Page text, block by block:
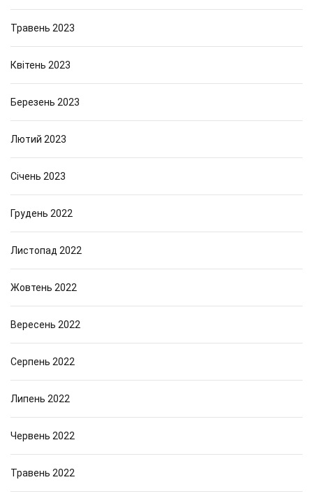
Травень 2023
Квітень 2023
Березень 2023
Лютий 2023
Січень 2023
Грудень 2022
Листопад 2022
Жовтень 2022
Вересень 2022
Серпень 2022
Липень 2022
Червень 2022
Травень 2022